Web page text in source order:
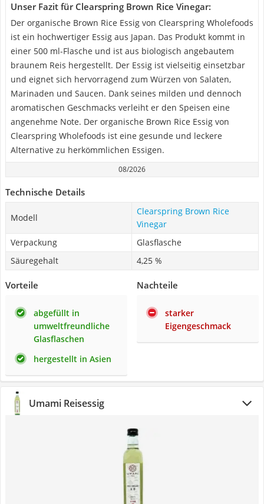
Unser Fazit für Clearspring Brown Rice Vinegar:
Der organische Brown Rice Essig von Clearspring Wholefoods
ist ein hochwertiger Essig aus Japan. Das Produkt kommt in
einer 500 ml-Flasche und ist aus biologisch angebautem
braunem Reis hergestellt. Der Essig ist vielseitig einsetzbar
und eignet sich hervorragend zum Würzen von Salaten,
Marinaden und Saucen. Dank seines milden und dennoch
aromatischen Geschmacks verleiht er den Speisen eine
angenehme Note. Der organische Brown Rice Essig von
Clearspring Wholefoods ist eine gesunde und leckere
Alternative zu herkömmlichen Essigen.
08/2026
Technische Details
Modell
Clearspring Brown Rice
Vinegar
Verpackung
Glasflasche
Säuregehalt
4,25 %
Vorteile
abgefüllt in
umweltfreundliche
Glasflaschen
hergestellt in Asien
Nachteile
starker
Eigengeschmack
Umami Reisessig